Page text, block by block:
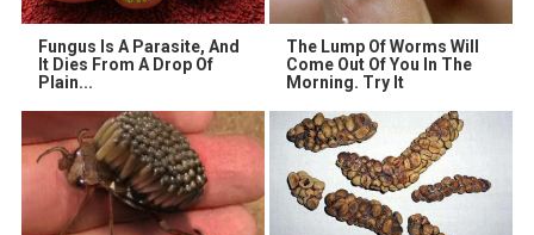
Fungus Is A Parasite, And
It Dies From A Drop Of
Plain...
The Lump Of Worms Will
Come Out Of You In The
Morning. Try It